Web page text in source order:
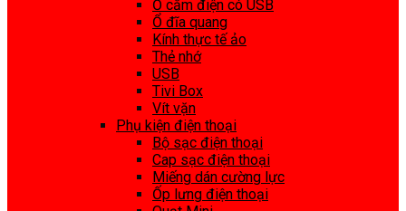
Ổ cắm điện có USB
Ổ đĩa quang
Kính thực tế ảo
Thẻ nhớ
USB
Tivi Box
Vít vặn
Phụ kiện điện thoại
Bộ sạc điện thoại
Cap sạc điện thoại
Miếng dán cường lực
Ốp lưng điện thoại